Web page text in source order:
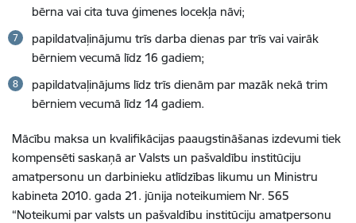
bērna vai cita tuva ģimenes locekļa nāvi;
papildatvaļinājumu trīs darba dienas par trīs vai vairāk
bērniem vecumā līdz 16 gadiem;
papildatvaļinājums līdz trīs dienām par mazāk nekā trim
bērniem vecumā līdz 14 gadiem.
Mācību maksa un kvalifikācijas paaugstināšanas izdevumi tiek
kompensēti saskaņā ar Valsts un pašvaldību institūciju
amatpersonu un darbinieku atlīdzības likumu un Ministru
kabineta 2010. gada 21. jūnija noteikumiem Nr. 565
“Noteikumi par valsts un pašvaldību institūciju amatpersonu